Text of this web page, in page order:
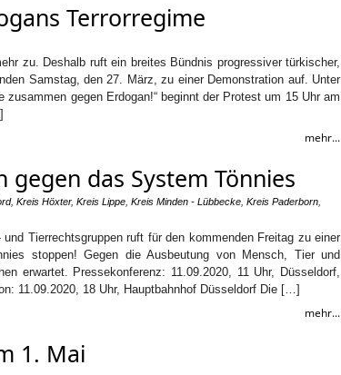
Terrorregime
zu. Deshalb ruft ein breites Bündnis progressiver türkischer,
Samstag, den 27. März, zu einer Demonstration auf. Unter
gegen Erdogan!“ beginnt der Protest um 15 Uhr am
mehr...
das System Tönnies
, Kreis Höxter, Kreis Lippe Kreis Minden - Lübbecke Kreis Paderborn
Tierrechtsgruppen ruft für den kommenden Freitag zu einer
stoppen! Gegen die Ausbeutung von Mensch, Tier und
erwartet. Pressekonferenz: 11.09.2020, 11 Uhr, Düsseldorf,
11.09.2020, 18 Uhr, Hauptbahnhof Düsseldorf Die […]
mehr...
1. Mai